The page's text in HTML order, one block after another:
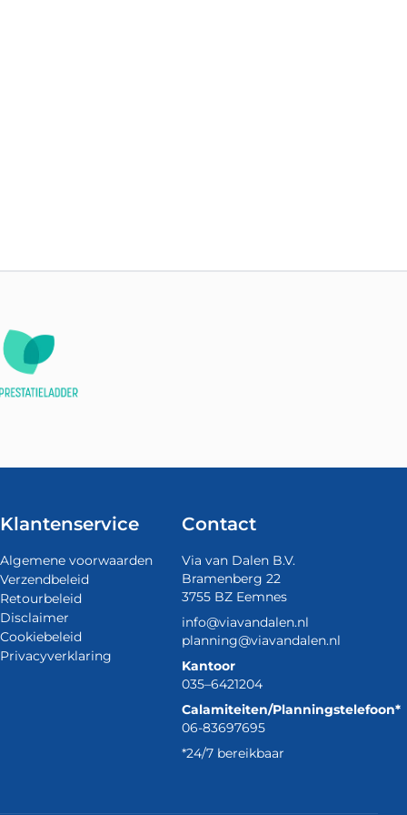
Klantenservice
Algemene voorwaarden
Verzendbeleid
Retourbeleid
Disclaimer
Cookiebeleid
Privacyverklaring
Contact
Via van Dalen B.V.
Bramenberg 22
3755 BZ Eemnes
info@viavandalen.nl
planning@viavandalen.nl
Kantoor
035–6421204
Calamiteiten/Planningstelefoon*
06-83697695
*24/7 bereikbaar